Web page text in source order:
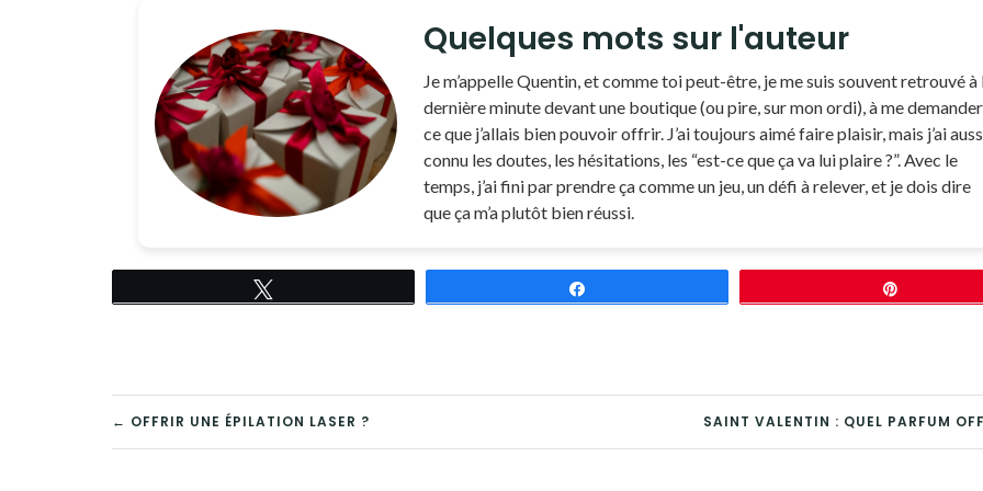
Quelques mots sur l'auteur
Je m’appelle Quentin, et comme toi peut-être, je me suis souvent retrouvé à
dernière minute devant une boutique (ou pire, sur mon ordi), à me demander
ce que j’allais bien pouvoir offrir. J’ai toujours aimé faire plaisir, mais j’ai
connu les doutes, les hésitations, les “est-ce que ça va lui plaire ?”. Avec le
temps, j’ai fini par prendre ça comme un jeu, un défi à relever, et je dois dire
que ça m’a plutôt bien réussi.
NAVIGATION
← OFFRIR UNE ÉPILATION LASER ? SAINT VALENTIN : QUEL PARFUM